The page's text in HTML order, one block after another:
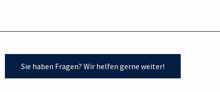
Sie haben Fragen? Wir helfen gerne weiter!